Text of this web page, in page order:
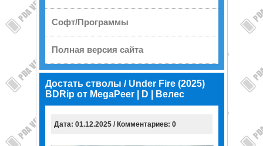
Софт/Программы
Полная версия сайта
Достать стволы / Under Fire (2025)
BDRip от MegaPeer | D | Велес
Дата: 01.12.2025 / Комментариев: 0